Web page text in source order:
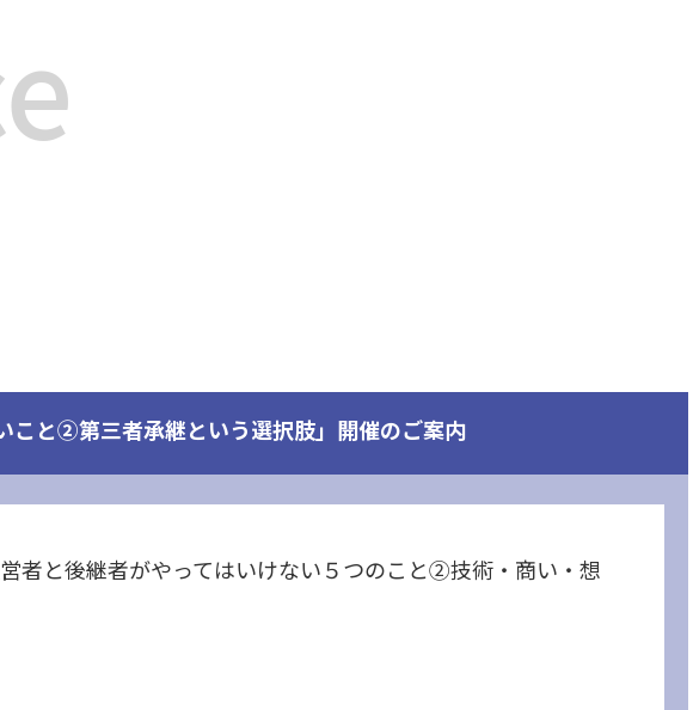
こと②第三者承継という選択肢」開催のご案内
者と後継者がやってはいけない５つのこと②技術・商い・想